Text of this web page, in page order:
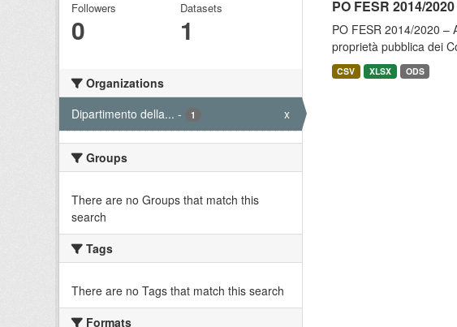
Followers
0
Datasets
1
Organizations
Dipartimento della... - 1 x
Groups
There are no Groups that match this
search
Tags
There are no Tags that match this search
Formats
PO FESR 2014/
PO FESR 2014/2020 –
proprietà pubblica dei
CSV XLSX ODS